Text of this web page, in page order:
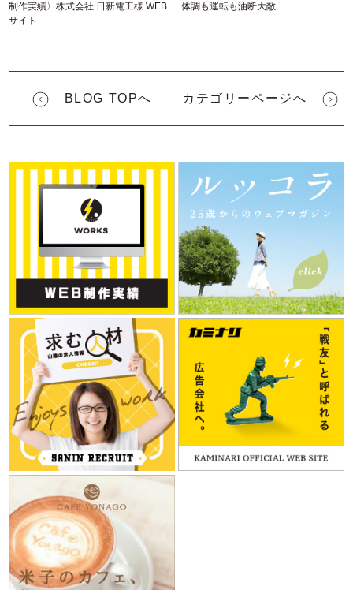
制作実績〉株式会社 日新電工様 WEB
サイト
体調も運転も油断大敵
BLOG TOPへ カテゴリーページへ